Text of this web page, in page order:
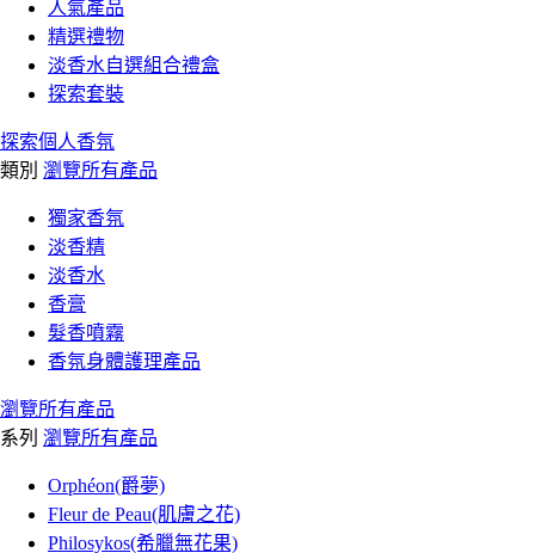
人氣產品
精選禮物
淡香水自選組合禮盒
探索套裝
探索個人香氛
類別 瀏覽所有產品
獨家香氛
淡香精
淡香水
香膏
髮香噴霧
香氛身體護理產品
瀏覽所有產品
系列 瀏覽所有產品
Orphéon(爵夢)
Fleur de Peau(肌膚之花)
Philosykos(希臘無花果)